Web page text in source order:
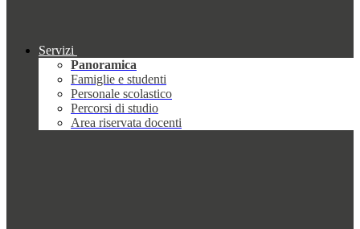
Servizi
Panoramica
Famiglie e studenti
Personale scolastico
Percorsi di studio
Area riservata docenti